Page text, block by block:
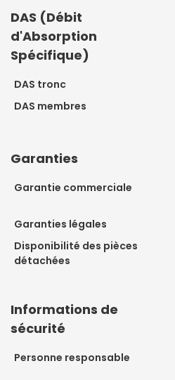
DAS (Débit
d'Absorption
Spécifique)
DAS tronc
DAS membres
Garanties
Garantie commerciale
Garanties légales
Disponibilité des pièces
détachées
Informations de
sécurité
Personne responsable